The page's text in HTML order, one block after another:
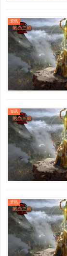
资讯
资讯
资讯